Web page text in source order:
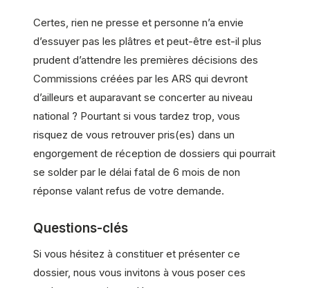
Certes, rien ne presse et personne n’a envie
d’essuyer pas les plâtres et peut-être est-il plus
prudent d’attendre les premières décisions des
Commissions créées par les ARS qui devront
d’ailleurs et auparavant se concerter au niveau
national ? Pourtant si vous tardez trop, vous
risquez de vous retrouver pris(es) dans un
engorgement de réception de dossiers qui pourrait
se solder par le délai fatal de 6 mois de non
réponse valant refus de votre demande.
Questions-clés
Si vous hésitez à constituer et présenter ce
dossier, nous vous invitons à vous poser ces